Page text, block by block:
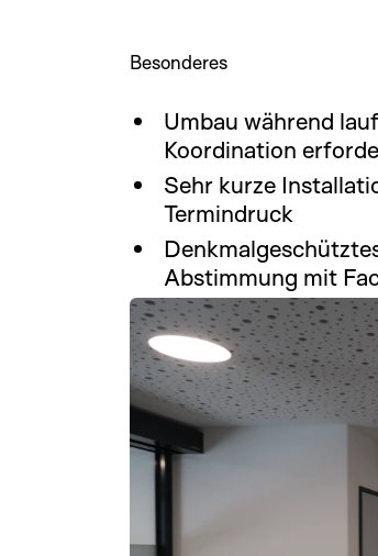
Besonderes
Umbau während
Koordination
Sehr kurze
Termindruck
Abstimmung mit